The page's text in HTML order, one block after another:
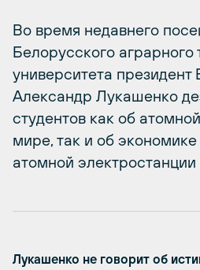
Во время недавнего
Белорусского аграрного
университета президент
Александр Лукашенко
студентов как об
мире, так и об экономике
атомной
Лукашенко не говорит об